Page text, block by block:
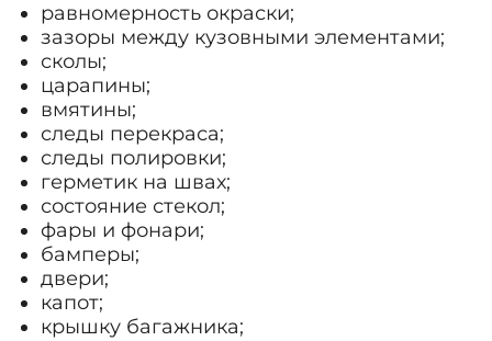
равномерность окраски;
зазоры между кузовными элементами;
сколы;
царапины;
вмятины;
следы перекраса;
следы полировки;
герметик на швах;
состояние стекол;
фары и фонари;
бамперы;
двери;
капот;
крышку багажника;